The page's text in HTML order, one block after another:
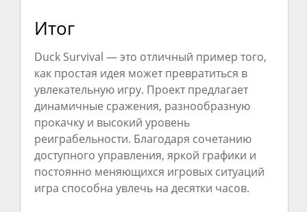
Итог
Duck Survival — это отличный пример того,
как простая идея может превратиться в
увлекательную игру. Проект предлагает
динамичные сражения, разнообразную
прокачку и высокий уровень
реиграбельности. Благодаря сочетанию
доступного управления, яркой графики и
постоянно меняющихся игровых ситуаций
игра способна увлечь на десятки часов.